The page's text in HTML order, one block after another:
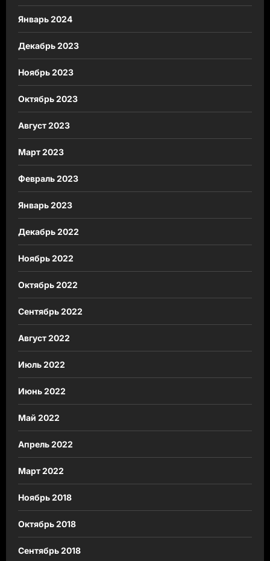
Январь 2024
Декабрь 2023
Ноябрь 2023
Октябрь 2023
Август 2023
Март 2023
Февраль 2023
Январь 2023
Декабрь 2022
Ноябрь 2022
Октябрь 2022
Сентябрь 2022
Август 2022
Июль 2022
Июнь 2022
Май 2022
Апрель 2022
Март 2022
Ноябрь 2018
Октябрь 2018
Сентябрь 2018